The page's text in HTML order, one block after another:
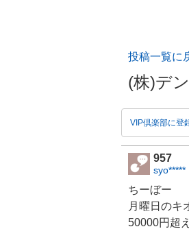
投稿一覧に
(株)デ
VIP倶楽部に登
957
syo*****
ちーぼー
月曜日のキ
50000円超